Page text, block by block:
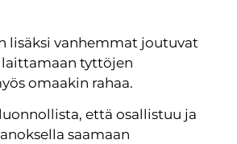
lisäksi vanhemmat joutuvat
laittamaan tyttöjen
omaakin rahaa.
että osallistuu ja
saamaan